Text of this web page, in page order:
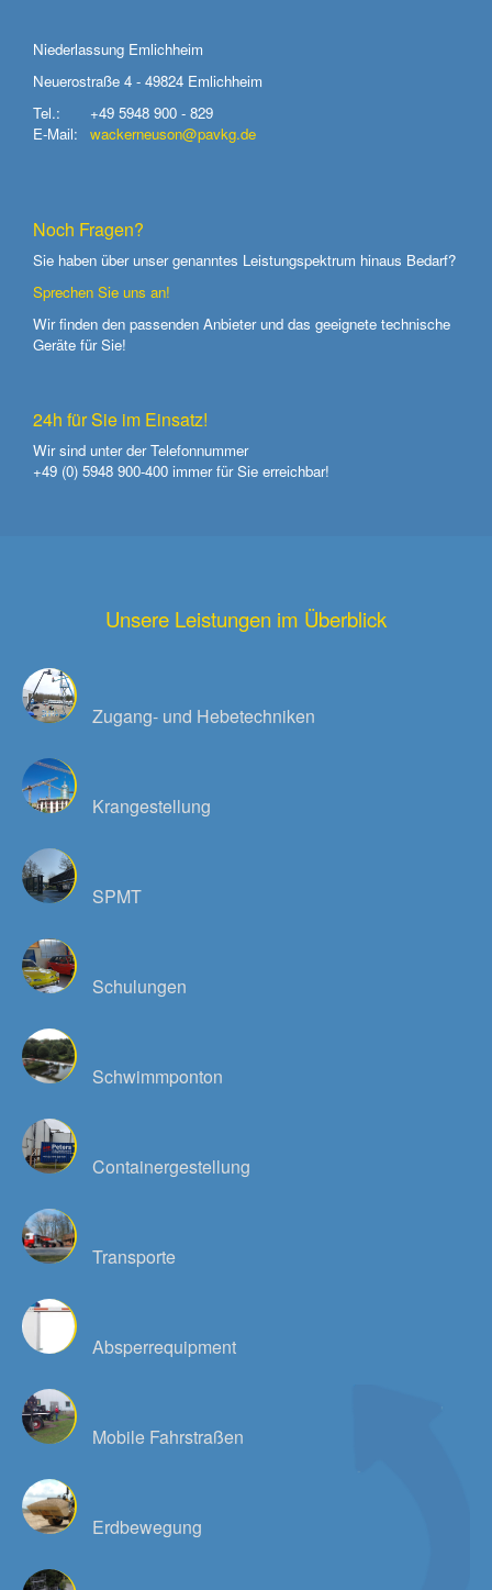
Niederlassung Emlichheim
Neuerostraße 4 - 49824 Emlichheim
Tel.:
+49 5948 900 - 829
E-Mail:
wackerneuson@pavkg.de
Noch Fragen?
Sie haben über unser genanntes Leistungspektrum hinaus Bedarf?
Sprechen Sie uns an!
Wir finden den passenden Anbieter und das geeignete technische
Geräte für Sie!
24h für Sie im Einsatz!
Wir sind unter der Telefonnummer
+49 (0) 5948 900-400 immer für Sie erreichbar!
Unsere Leistungen im Überblick
Zugang- und Hebetechniken
Krangestellung
SPMT
Schulungen
Schwimmponton
Containergestellung
Transporte
Absperrequipment
Mobile Fahrstraßen
Erdbewegung